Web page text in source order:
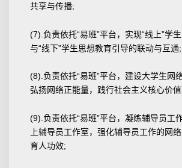
共享与传播;
(7).负责依托“易班”平台，实现“线上”学
与“线下”学生思想教育引导的联动与互通;
(8).负责依托“易班”平台，建设大学生网
弘扬网络正能量，践行社会主义核心价
(9).负责依托“易班”平台，凝练辅导员工
上辅导员工作室，强化辅导员工作的网
育人功效;